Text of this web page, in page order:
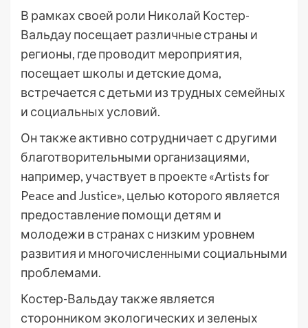
В рамках своей роли Николай Костер-
Вальдау посещает различные страны и
регионы, где проводит мероприятия,
посещает школы и детские дома,
встречается с детьми из трудных семейных
и социальных условий.
Он также активно сотрудничает с другими
благотворительными организациями,
например, участвует в проекте «Artists for
Peace and Justice», целью которого является
предоставление помощи детям и
молодежи в странах с низким уровнем
развития и многочисленными социальными
проблемами.
Костер-Вальдау также является
сторонником экологических и зеленых